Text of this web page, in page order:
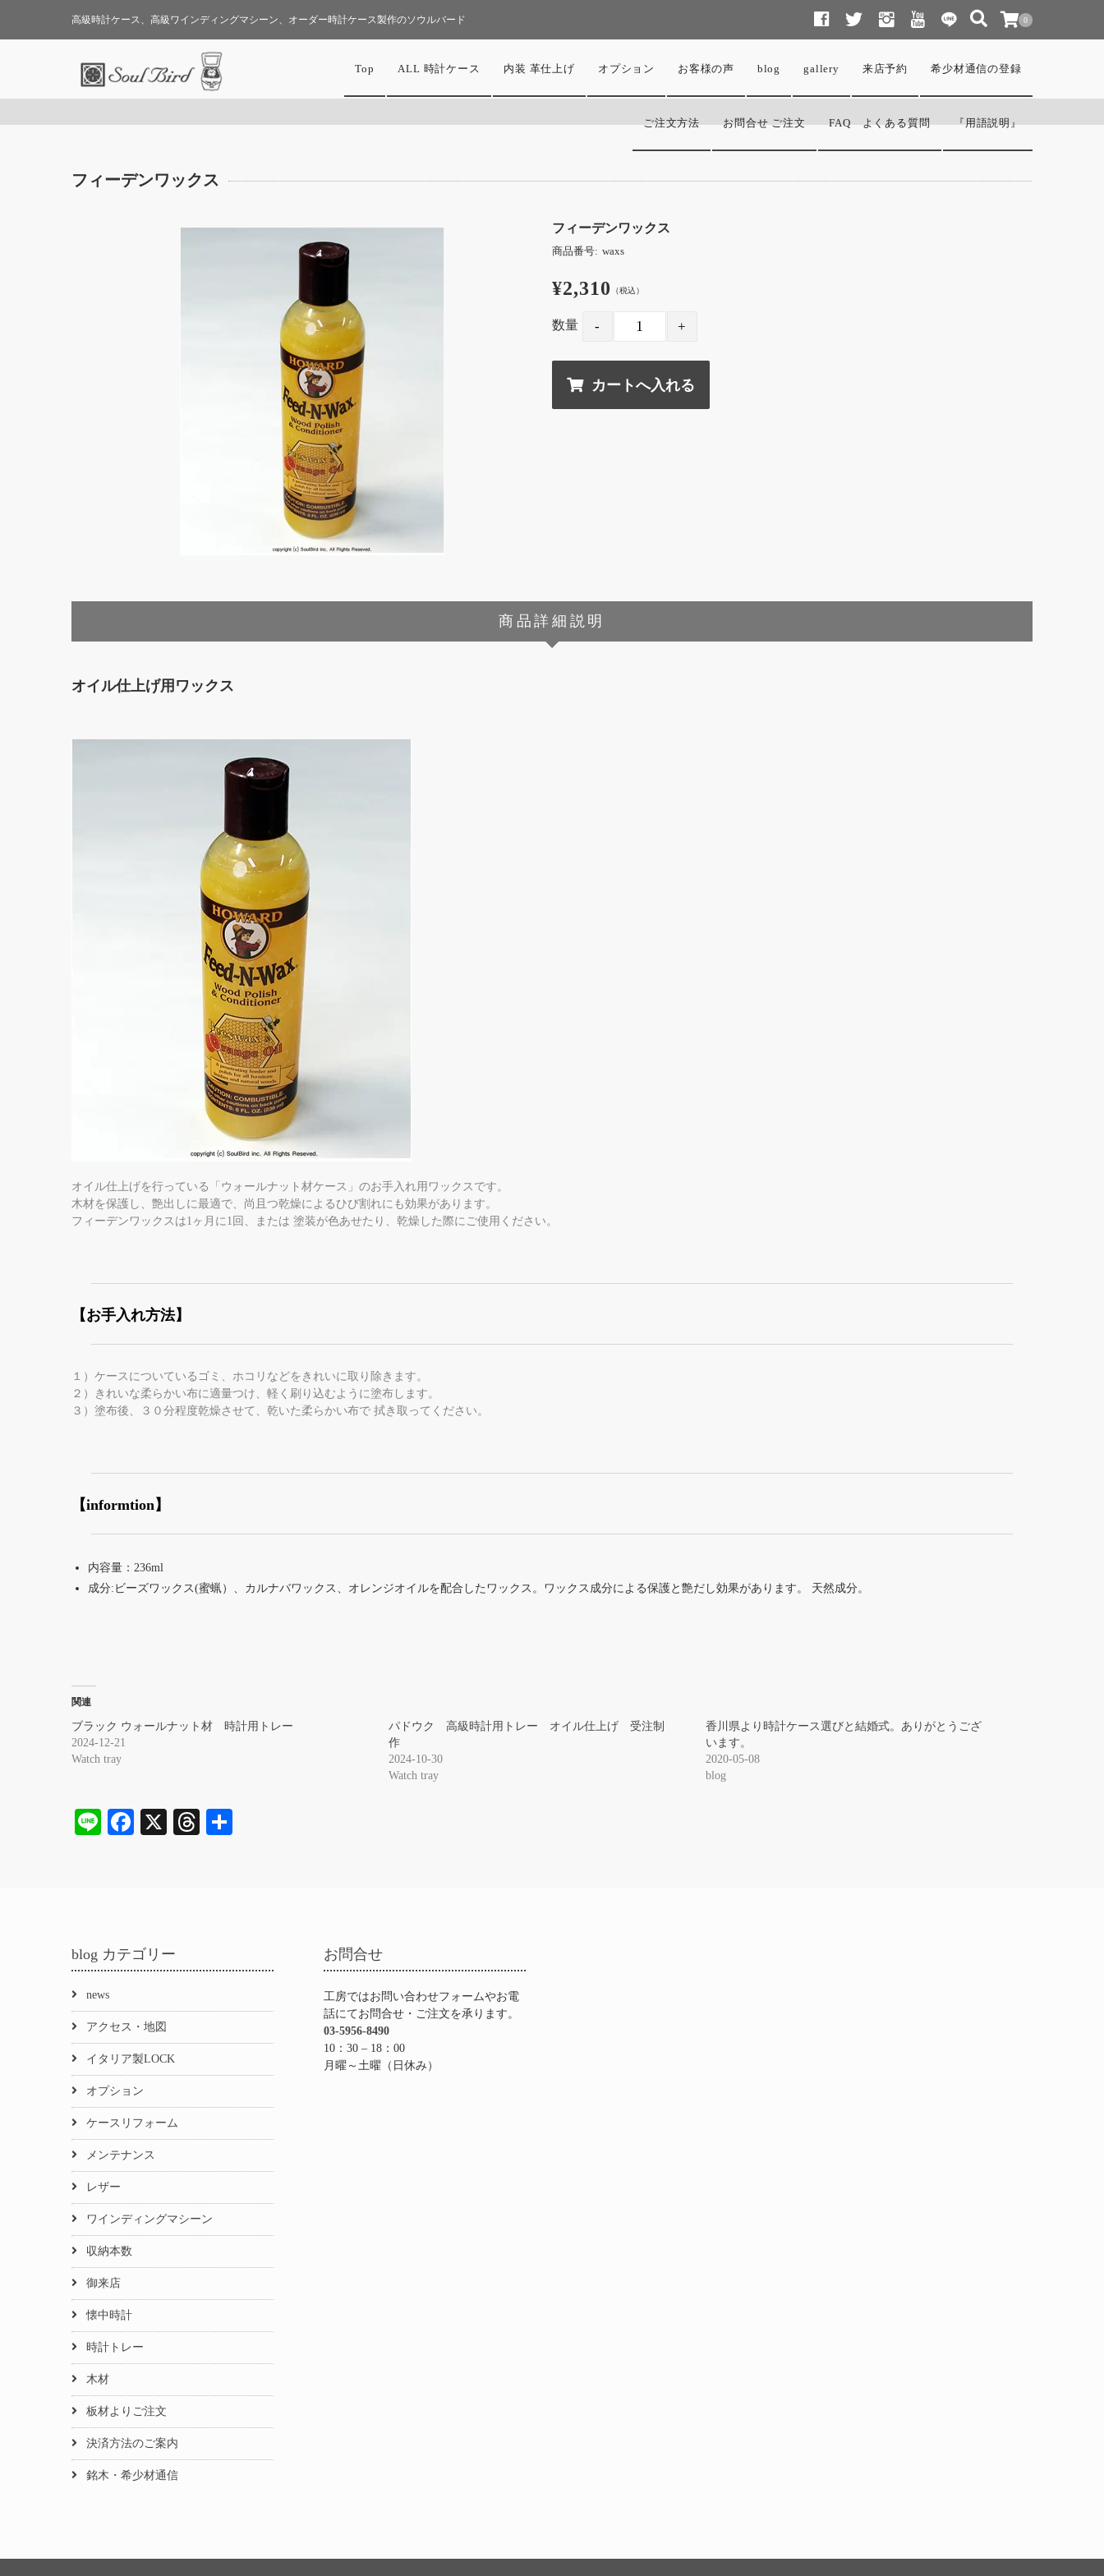
0
Top ALL 時計ケース 内装 革仕上げ オプション お客様の声 blog gallery 来店予約 希少材通信の登録
ご注文方法 お問合せ ご注文 FAQ よくある質問 『用語説明』
高級時計ケース、高級ワインディングマシーン、オーダー時計ケース製作のソウルバード
フィーデンワックス
フィーデンワックス
商品番号: waxs
¥2,310 （税込）
数量
商品詳細説明
オイル仕上げ用ワックス
オイル仕上げを行っている「ウォールナット材ケース」のお手入れ用ワックスです。
木材を保護し、艶出しに最適で、尚且つ乾燥によるひび割れにも効果があります。
フィーデンワックスは1ヶ月に1回、または 塗装が色あせたり、乾燥した際にご使用ください。
【お手入れ方法】
１）ケースについているゴミ、ホコリなどをきれいに取り除きます。
２）きれいな柔らかい布に適量つけ、軽く刷り込むように塗布します。
３）塗布後、３０分程度乾燥させて、乾いた柔らかい布で 拭き取ってください。
【informtion】
内容量：236ml
成分:ビーズワックス(蜜蝋）、カルナバワックス、オレンジオイルを配合したワックス。ワックス成分による保護と艶だし効果があります。 天然成分。
関連
ブラック ウォールナット材 時計用トレー
2024-12-21
Watch tray
パドウク 高級時計用トレー オイル仕上げ 受注制
作
2024-10-30
Watch tray
香川県より時計ケース選びと結婚式。ありがとうござ
います。
2020-05-08
blog
Li Fa X
T
blog カテゴリー
news
アクセス・地図
イタリア製LOCK
オプション
ケースリフォーム
メンテナンス
レザー
ワインディングマシーン
収納本数
御来店
懐中時計
時計トレー
木材
板材よりご注文
決済方法のご案内
銘木・希少材通信
お問合せ
工房ではお問い合わせフォームやお電
話にてお問合せ・ご注文を承ります。
03-5956-8490
10：30 – 18：00
月曜～土曜（日休み）